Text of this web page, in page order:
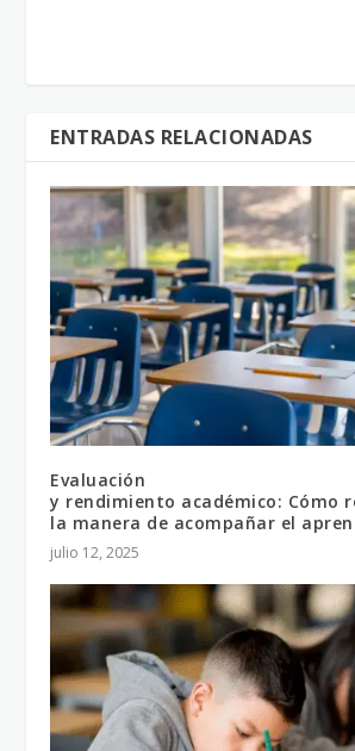
ENTRADAS RELACIONADAS
Evaluación
y rendimiento académico: Cómo
la manera de acompañar el
julio 12, 2025